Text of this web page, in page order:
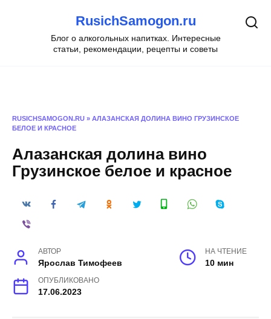
содержанию
RusichSamogon.ru
Блог о алкогольных напитках. Интересные
статьи, рекомендации, рецепты и советы
RUSICHSAMOGON.RU » АЛАЗАНСКАЯ ДОЛИНА ВИНО ГРУЗИНСКОЕ
БЕЛОЕ И КРАСНОЕ
Алазанская долина вино
Грузинское белое и красное
АВТОР
Ярослав Тимофеев
НА ЧТЕНИЕ
10 мин
ОПУБЛИКОВАНО
17.06.2023